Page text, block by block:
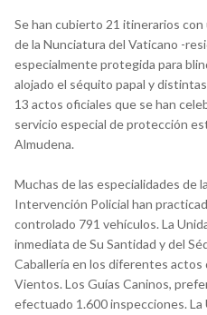
Se han cubierto 21 itinerarios
de la Nunciatura del Vaticano -
especialmente protegida para
alojado el séquito papal y
13 actos oficiales que se han
servicio especial de protección
Almudena.
Muchas de las especialidades de
Intervención Policial han
controlado 791 vehículos. La
inmediata de Su Santidad y del
Caballería en los diferentes actos
Vientos. Los Guías Caninos,
efectuado 1.600 inspecciones.